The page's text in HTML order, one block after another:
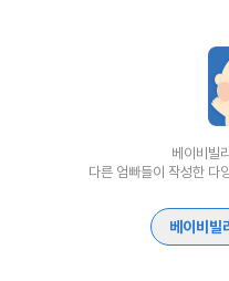
베이비빌
다른 엄빠들이 작성한 다
베이비빌